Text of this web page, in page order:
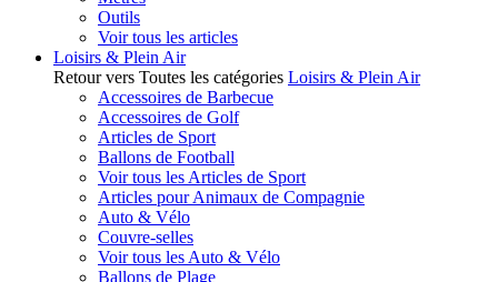
Outils
Voir tous les articles
Loisirs & Plein Air
Retour vers Toutes les catégories Loisirs & Plein Air
Accessoires de Barbecue
Accessoires de Golf
Articles de Sport
Ballons de Football
Voir tous les Articles de Sport
Articles pour Animaux de Compagnie
Auto & Vélo
Couvre-selles
Voir tous les Auto & Vélo
Ballons de Plage